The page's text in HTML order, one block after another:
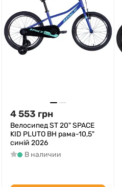
4 553 грн
Велосипед ST 20" SPACE
KID PLUTO BH рама-10,5"
синій 2026
В наличии